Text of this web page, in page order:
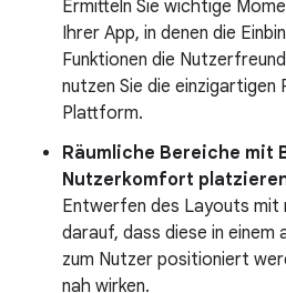
Ermitteln Sie wichtige
Ihrer App, in denen die
Funktionen die
nutzen Sie die einzigartigen
Plattform.
Räumliche Bereiche mit
Nutzerkomfort
Entwerfen des Layouts mit
darauf, dass diese in einem
zum Nutzer positioniert
nah wirken.